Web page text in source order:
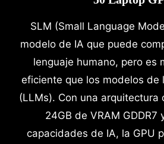
SLM (Small Language
modelo de IA que puede
lenguaje humano, pero es
eficiente que los modelos de
(LLMs). Con una arquitectura
24GB de VRAM GDDR7
capacidades de IA, la GPU